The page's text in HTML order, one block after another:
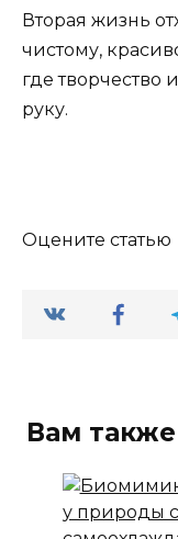
Вторая жизнь
чистому,
где творчество
руку.
Оцените статью
Вам